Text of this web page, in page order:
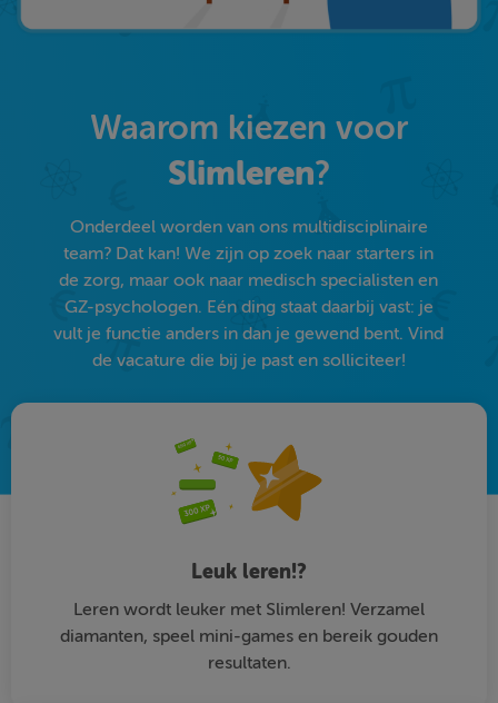
Waarom kiezen voor
Slimleren?
Onderdeel worden van ons multidisciplinaire
team? Dat kan! We zijn op zoek naar starters in
de zorg, maar ook naar medisch specialisten en
GZ-psychologen. Eén ding staat daarbij vast: je
vult je functie anders in dan je gewend bent. Vind
de vacature die bij je past en solliciteer!
Leuk leren!?
Leren wordt leuker met Slimleren! Verzamel
diamanten, speel mini-games en bereik gouden
resultaten.